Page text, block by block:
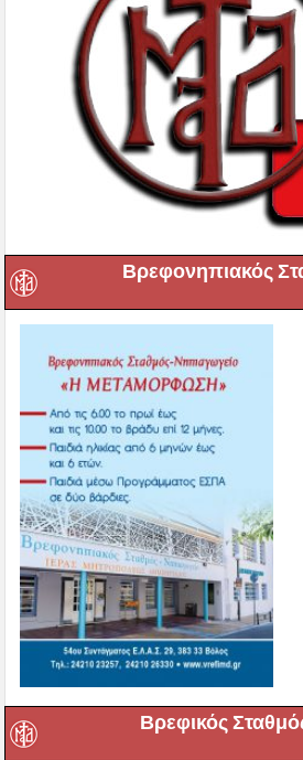
Βρεφονηπιακός
Βρεφικός